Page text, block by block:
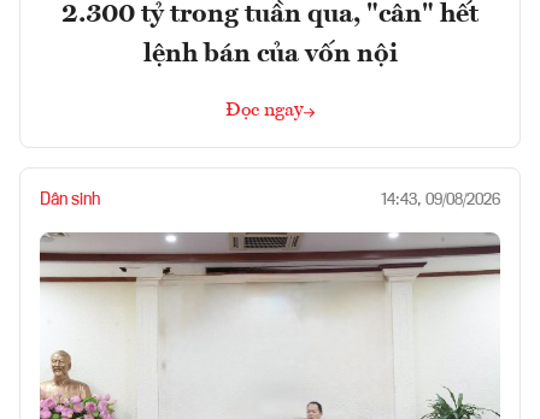
2.300 tỷ trong tuần qua, "cân" hết
lệnh bán của vốn nội
Đọc ngay
Dân sinh 14:43, 09/08/2026